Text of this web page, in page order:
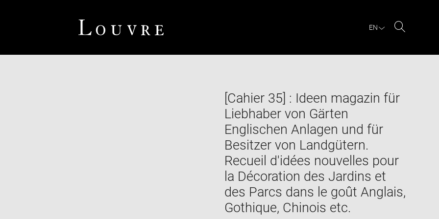
EN
[Cahier 35] : Ideen magazin für
Liebhaber von Gärten
Englischen Anlagen und für
Besitzer von Landgütern.
Recueil d'idées nouvelles pour
la Décoration des Jardins et
des Parcs dans le goût Anglais,
Gothique, Chinois etc.